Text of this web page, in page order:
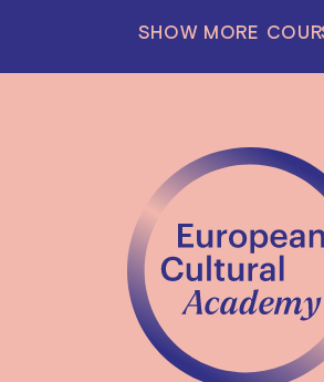
SHOW MORE